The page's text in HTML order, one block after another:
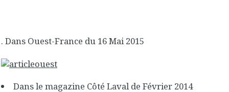
. Dans Ouest-France du 16 Mai 2015
Dans le magazine Côté Laval de Février 2014